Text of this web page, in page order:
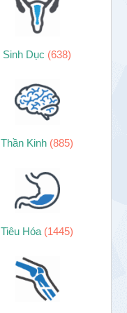
Sinh Dục (638)
Thần Kinh (885)
Tiêu Hóa (1445)